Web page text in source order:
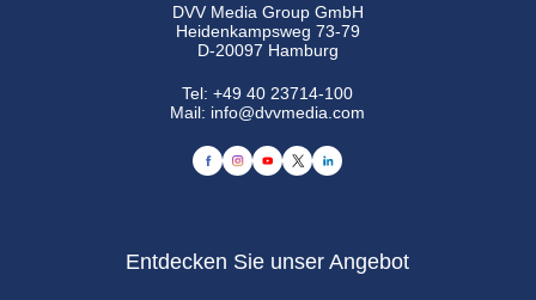
DVV Media Group GmbH
Heidenkampsweg 73-79
D-20097 Hamburg
Tel:+49 40 23714-100
Mail: info@dvvmedia.com
Entdecken Sie unser Angebot